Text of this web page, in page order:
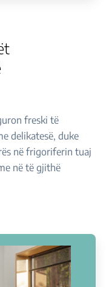
freski të
delikatesë, duke
në frigoriferin tuaj
në të gjithë